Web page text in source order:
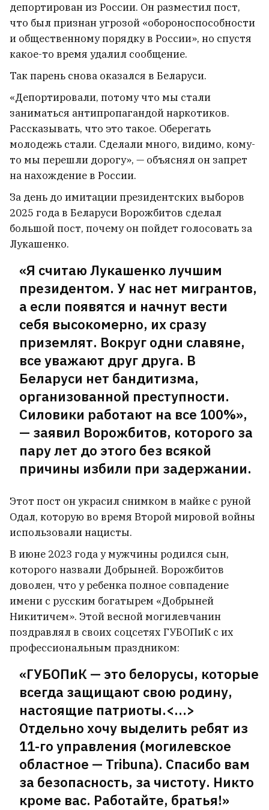
депортирован из России. Он разместил пост,
что был признан угрозой «обороноспособности
и общественному порядку в России», но спустя
какое-то время удалил сообщение.
Так парень снова оказался в Беларуси.
«Депортировали, потому что мы стали
заниматься антипропагандой наркотиков.
Рассказывать, что это такое. Оберегать
молодежь стали. Сделали много, видимо, кому-
то мы перешли дорогу», — объяснял он запрет
на нахождение в России.
За день до имитации президентских выборов
2025 года в Беларуси Ворожбитов сделал
большой пост, почему он пойдет голосовать за
Лукашенко.
«Я считаю Лукашенко лучшим
президентом. У нас нет мигрантов,
а если появятся и начнут вести
себя высокомерно, их сразу
приземлят. Вокруг одни славяне,
все уважают друг друга. В
Беларуси нет бандитизма,
организованной преступности.
Силовики работают на все 100%»,
— заявил Ворожбитов, которого за
пару лет до этого без всякой
причины избили при задержании.
Этот пост он украсил снимком в майке с руной
Одал, которую во время Второй мировой войны
использовали нацисты.
В июне 2023 года у мужчины родился сын,
которого назвали Добрыней. Ворожбитов
доволен, что у ребенка полное совпадение
имени с русским богатырем «Добрыней
Никитичем». Этой весной могилевчанин
поздравлял в своих соцсетях ГУБОПиК с их
профессиональным праздником:
«ГУБОПиК — это белорусы, которые
всегда защищают свою родину,
настоящие патриоты.<…>
Отдельно хочу выделить ребят из
11-го управления (могилевское
областное — Tribuna). Спасибо вам
за безопасность, за чистоту. Никто
кроме вас. Работайте, братья!»